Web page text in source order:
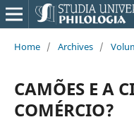
Home / Archives /
CAMÕES E A
COMÉRCIO?